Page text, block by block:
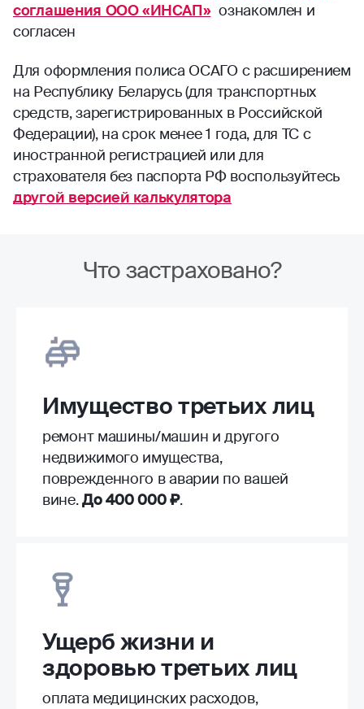
соглашения ООО «ИНСАП» ознакомлен и
согласен
Для оформления полиса ОСАГО с расширением
на Республику Беларусь (для транспортных
средств, зарегистрированных в Российской
Федерации), на срок менее 1 года, для ТС с
иностранной регистрацией или для
страхователя без паспорта РФ воспользуйтесь
другой версией калькулятора
Что застраховано?
Имущество третьих лиц
ремонт машины/машин и другого
недвижимого имущества,
поврежденного в аварии по вашей
вине.До 400 000 ₽.
Ущерб жизни и
здоровью третьих лиц
оплата медицинских расходов,